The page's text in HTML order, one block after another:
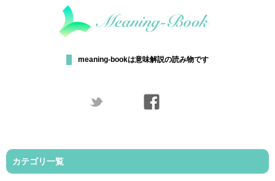
meaning-bookは意味解説の読み物です
カテゴリ一覧